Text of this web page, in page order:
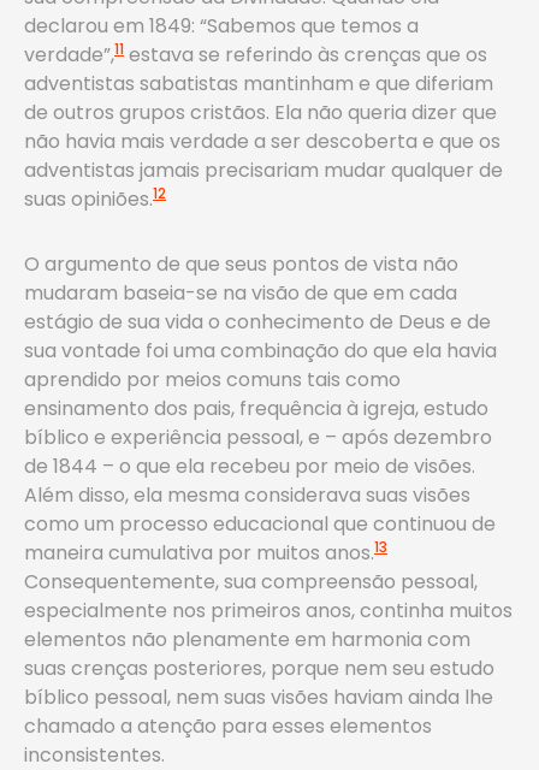
declarou em 1849: “Sabemos que temos a
verdade”,11 estava se referindo às crenças que os
adventistas sabatistas mantinham e que diferiam
de outros grupos cristãos. Ela não queria dizer que
não havia mais verdade a ser descoberta e que os
adventistas jamais precisariam mudar qualquer de
suas opiniões.12
O argumento de que seus pontos de vista não
mudaram baseia-se na visão de que em cada
estágio de sua vida o conhecimento de Deus e de
sua vontade foi uma combinação do que ela havia
aprendido por meios comuns tais como
ensinamento dos pais, frequência à igreja, estudo
bíblico e experiência pessoal, e – após dezembro
de 1844 – o que ela recebeu por meio de visões.
Além disso, ela mesma considerava suas visões
como um processo educacional que continuou de
maneira cumulativa por muitos anos.13
Consequentemente, sua compreensão pessoal,
especialmente nos primeiros anos, continha muitos
elementos não plenamente em harmonia com
suas crenças posteriores, porque nem seu estudo
bíblico pessoal, nem suas visões haviam ainda lhe
chamado a atenção para esses elementos
inconsistentes.